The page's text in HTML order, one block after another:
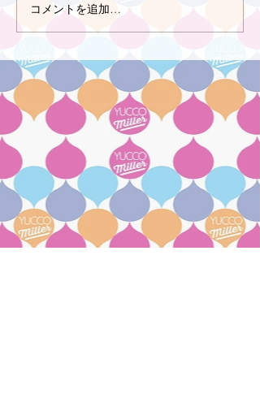
コメントを追加…